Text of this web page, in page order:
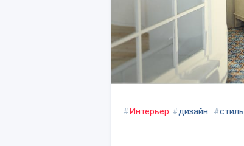
#Интерьер #дизайн #стиль